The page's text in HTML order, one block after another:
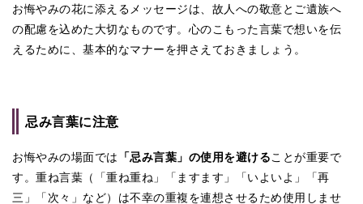
お彼岸（春、秋）の文例
通夜・告別式の文例
お悔やみの花に添えるメッセージは、故人への敬意とご遺族へ
の配慮を込めた大切なものです。心のこもった言葉で想いを伝
えるために、基本的なマナーを押さえておきましょう。
忌み言葉に注意
お悔やみの場面では 「忌み言葉」の使用を避けることが重要で
す。重ね言葉（「重ね重ね」「ますます」「いよいよ」「再
三」「次々」など）は不幸の重複を連想させるため使用しませ